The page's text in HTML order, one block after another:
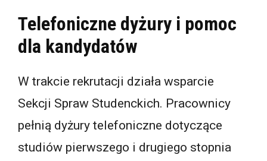
Telefoniczne dyżury i pomoc
dla kandydatów
W trakcie rekrutacji działa wsparcie
Sekcji Spraw Studenckich. Pracownicy
pełnią dyżury telefoniczne dotyczące
studiów pierwszego i drugiego stopnia